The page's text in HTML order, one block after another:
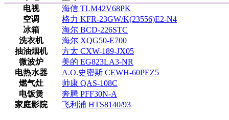
电视
海信 TLM42V68PK
空调
格力 KFR-23GW/K(23556)E2-N4
冰箱
海尔 BCD-226STC
洗衣机
海尔 XQG50-E700
抽油烟机
方太 CXW-189-JX05
微波炉
美的 EG823LA3-NR
电热水器
A.O.史密斯 CEWH-60PEZ5
燃气灶
帅康 QAS-108C
电饭煲
奔腾 PFF30N-A
家庭影院
飞利浦 HTS8140/93